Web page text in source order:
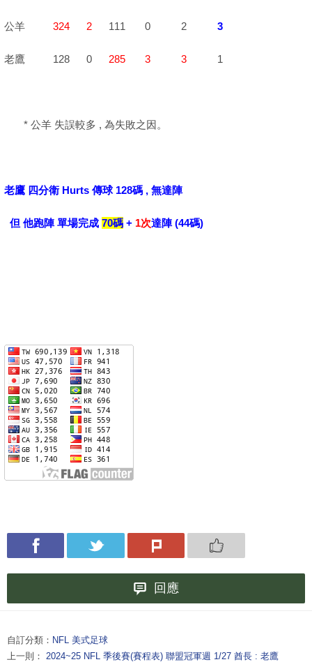
公羊 324 2 111 0 2 3
老鷹 128 0 285 3 3 1
* 公羊 失誤較多 , 為失敗之因。
老鷹 四分衛 Hurts 傳球 128碼 , 無達陣
但 他跑陣 單場完成 70碼 + 1次達陣 (44碼)
回應
自訂分類： NFL 美式足球
上一則： 2024~25 NFL 季後賽(賽程表) 聯盟冠軍週 1/27 酋長 : 老鷹